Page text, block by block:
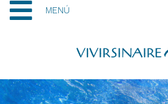
MENÚ